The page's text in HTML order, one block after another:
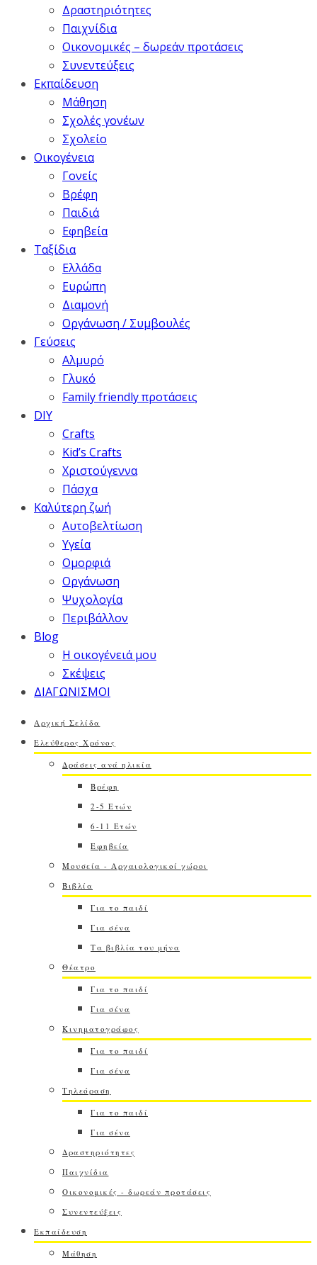
Δραστηριότητες
Παιχνίδια
Οικονομικές – δωρεάν προτάσεις
Συνεντεύξεις
Εκπαίδευση
Μάθηση
Σχολές γονέων
Σχολείο
Οικογένεια
Γονείς
Βρέφη
Παιδιά
Εφηβεία
Ταξίδια
Ελλάδα
Ευρώπη
Διαμονή
Οργάνωση / Συμβουλές
Γεύσεις
Αλμυρό
Γλυκό
Family friendly προτάσεις
DIY
Crafts
Kid’s Crafts
Χριστούγεννα
Πάσχα
Καλύτερη ζωή
Αυτοβελτίωση
Υγεία
Ομορφιά
Οργάνωση
Ψυχολογία
Περιβάλλον
Blog
Η οικογένειά μου
Σκέψεις
ΔΙΑΓΩΝΙΣΜΟΙ
Αρχική Σελίδα
Ελεύθερος Χρόνος
Δράσεις ανά ηλικία
Βρέφη
2-5 Ετών
6-11 Ετών
Εφηβεία
Μουσεία - Αρχαιολογικοί χώροι
Βιβλία
Για το παιδί
Για σένα
Τα βιβλία του μήνα
Θέατρο
Για το παιδί
Για σένα
Κινηματογράφος
Για το παιδί
Για σένα
Τηλεόραση
Για το παιδί
Για σένα
Δραστηριότητες
Παιχνίδια
Οικονομικές - δωρεάν προτάσεις
Συνεντεύξεις
Εκπαίδευση
Μάθηση